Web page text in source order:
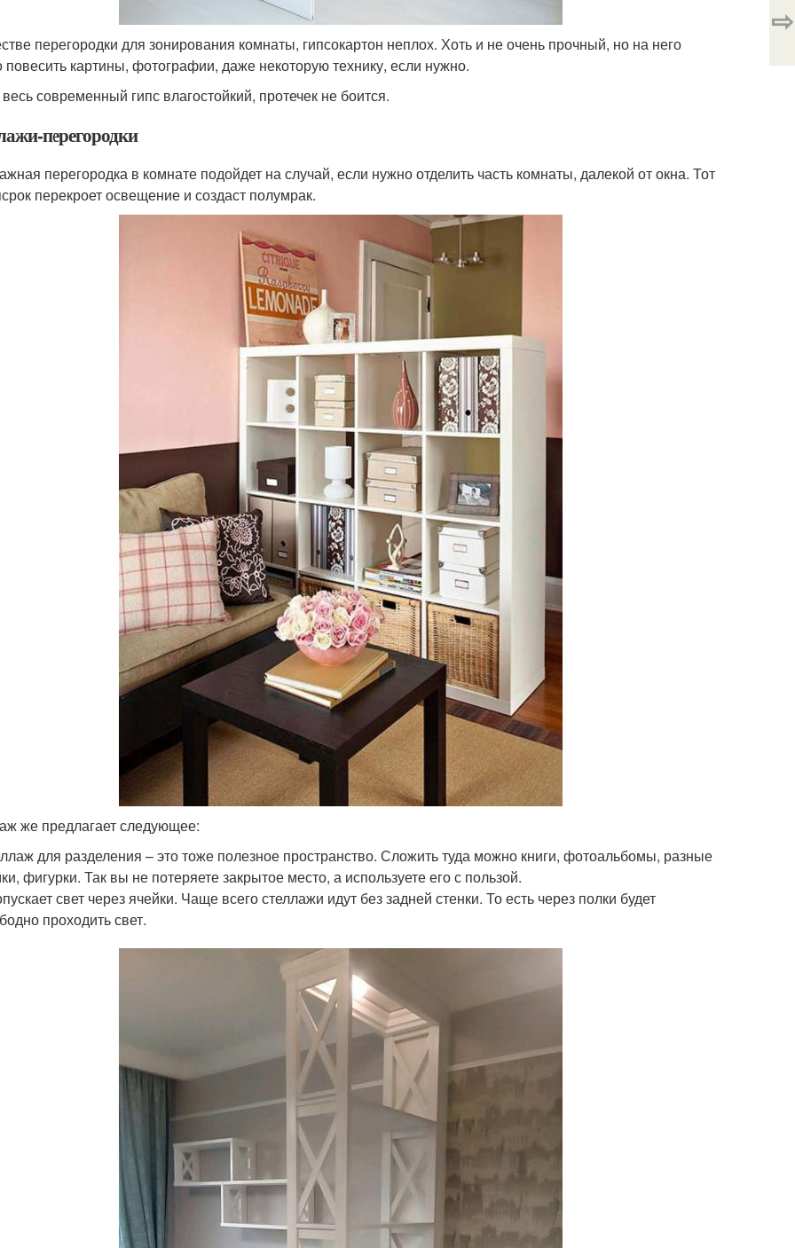
перегородки для зонирования комнаты, гипсокартон неплох. Хоть и не очень прочный, но на него
картины, фотографии, даже некоторую технику, если нужно.
современный гипс влагостойкий, протечек не боится.
перегородки
перегородка в комнате подойдет на случай, если нужно отделить часть комнаты, далекой от окна. Тот
перекроет освещение и создаст полумрак.
же предлагает следующее:
для разделения – это тоже полезное пространство. Сложить туда можно книги, фотоальбомы, разные
фигурки. Так вы не потеряете закрытое место, а используете его с пользой.
свет через ячейки. Чаще всего стеллажи идут без задней стенки. То есть через полки будет
проходить свет.
⇨